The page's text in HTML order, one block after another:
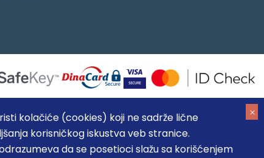
kolačiće (cookies) koji ne sadrže lične
korisničkog iskustva veb stranice.
da se posetioci slažu sa korišćenjem
MB: 20337524
slika i samih cena, ali ne možemo garantovati da su